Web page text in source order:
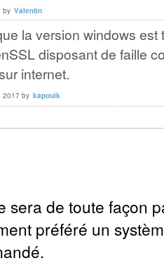
by Valentin
la version windows
disposant de faille
internet.
2017 by kapouik
sera de toute façon
préféré un